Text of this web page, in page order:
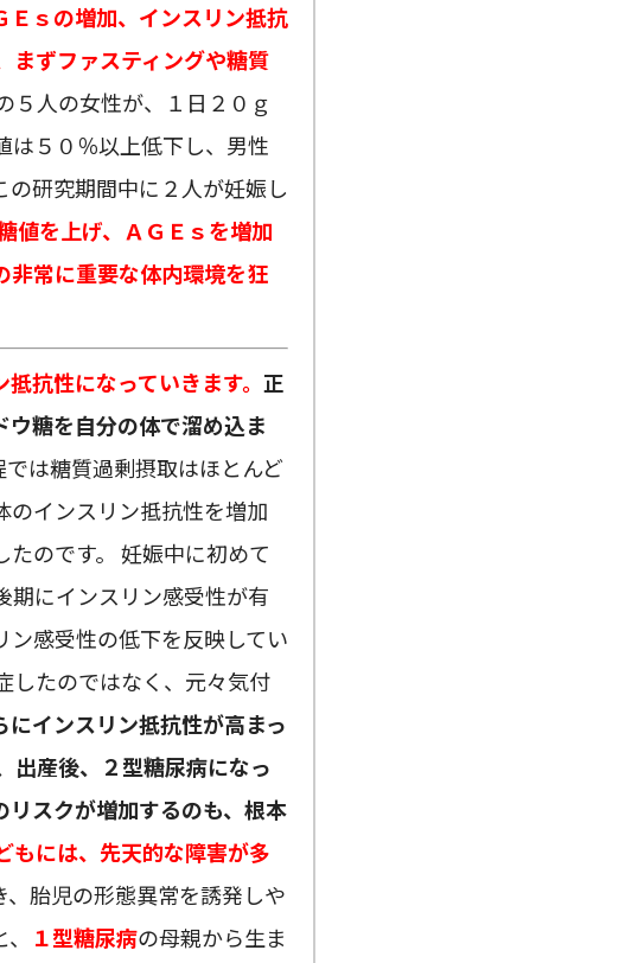
Ｅｓの増加、インスリン抵抗
まずファスティングや糖質
５人の女性が、１日２０ｇ
は５０％以上低下し、男性
研究期間中に２人が妊娠し
値を上げ、ＡＧＥｓを増加
非常に重要な体内環境を狂
抗性になっていきます。 正
糖を自分の体で溜め込ま
は糖質過剰摂取はほとんど
のインスリン抵抗性を増加
のです。 妊娠中に初めて
期にインスリン感受性が有
感受性の低下を反映してい
したのではなく、元々気付
にインスリン抵抗性が高まっ
出産後、２型糖尿病になっ
スクが増加するのも、根本
もには、先天的な障害が多
胎児の形態異常を誘発しや
１型糖尿病の母親から生ま